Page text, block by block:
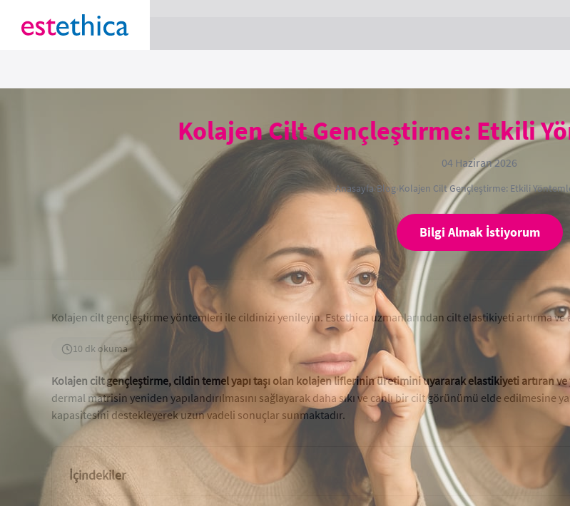
Kolajen Cilt Gençleştirme: Etkili
04 Haziran 2026
Anasayfa›Blog›Kolajen Cilt Gençleştirme: Etkili
Bilgi Almak İstiyorum
Kolajen cilt gençleştirme yöntemleri ile cildinizi yenileyin. Estethica uzmanlarından cilt elastikiyeti artırma ve
10 dk okuma
Kolajen cilt gençleştirme, cildin temel yapı taşı olan kolajen liflerinin üretimini uyararak elastikiyeti artıran
dermal matrisin yeniden yapılandırılmasını sağlayarak daha sıkı ve canlı bir cilt görünümü elde edilmesine
kapasitesini destekleyerek uzun vadeli sonuçlar sunmaktadır.
İçindekiler